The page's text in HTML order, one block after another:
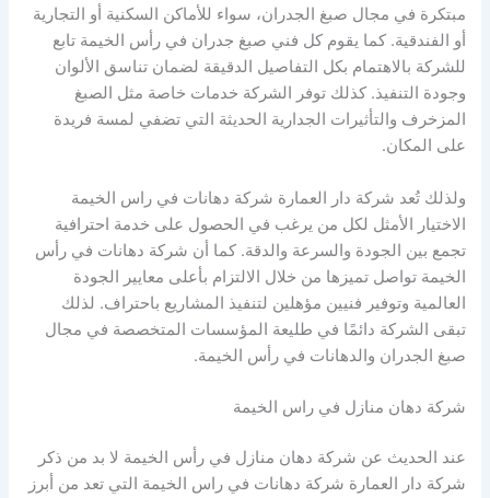
مبتكرة في مجال صبغ الجدران، سواء للأماكن السكنية أو التجارية
أو الفندقية. كما يقوم كل فني صبغ جدران في رأس الخيمة تابع
للشركة بالاهتمام بكل التفاصيل الدقيقة لضمان تناسق الألوان
وجودة التنفيذ. كذلك توفر الشركة خدمات خاصة مثل الصبغ
المزخرف والتأثيرات الجدارية الحديثة التي تضفي لمسة فريدة
على المكان.
ولذلك تُعد شركة دار العمارة شركة دهانات في راس الخيمة
الاختيار الأمثل لكل من يرغب في الحصول على خدمة احترافية
تجمع بين الجودة والسرعة والدقة. كما أن شركة دهانات في رأس
الخيمة تواصل تميزها من خلال الالتزام بأعلى معايير الجودة
العالمية وتوفير فنيين مؤهلين لتنفيذ المشاريع باحتراف. لذلك
تبقى الشركة دائمًا في طليعة المؤسسات المتخصصة في مجال
صبغ الجدران والدهانات في رأس الخيمة.
شركة دهان منازل في راس الخيمة
عند الحديث عن شركة دهان منازل في رأس الخيمة لا بد من ذكر
شركة دار العمارة شركة دهانات في راس الخيمة التي تعد من أبرز